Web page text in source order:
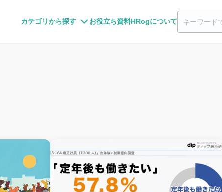
カテゴリから探す お役立ち資料HRogについて